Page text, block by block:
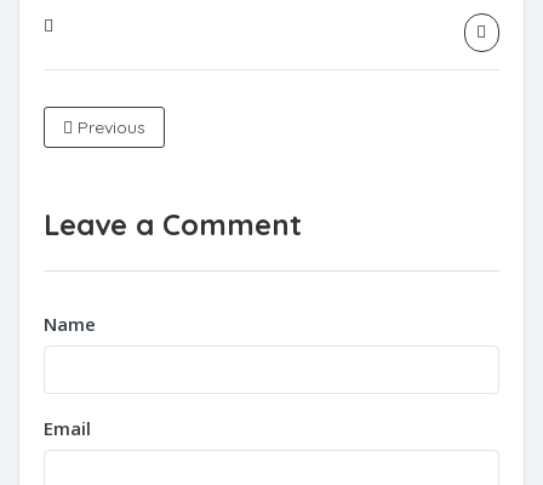
Previous
Leave a Comment
Name
Email